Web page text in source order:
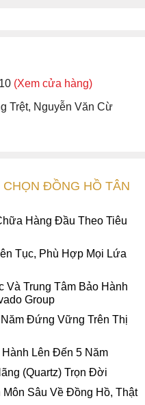
(Xem cửa hàng)
Trệt, Nguyễn Văn Cừ
ĐỒNG HỒ TÂN
Hàng Đầu Theo Tiêu
Tục, Phù Hợp Mọi Lứa
Và Trung Tâm Bảo Hành
Group
Đứng Vững Trên Thị
Lên Đến 5 Năm
(Quartz) Trọn Đời
Sâu Về Đồng Hồ, Thật